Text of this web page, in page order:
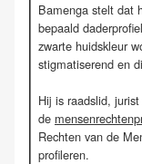
Bamenga stelt dat
bepaald
zwarte huidskleur
stigmatiserend en
Hij is raadslid,
de
Rechten van de
profileren.